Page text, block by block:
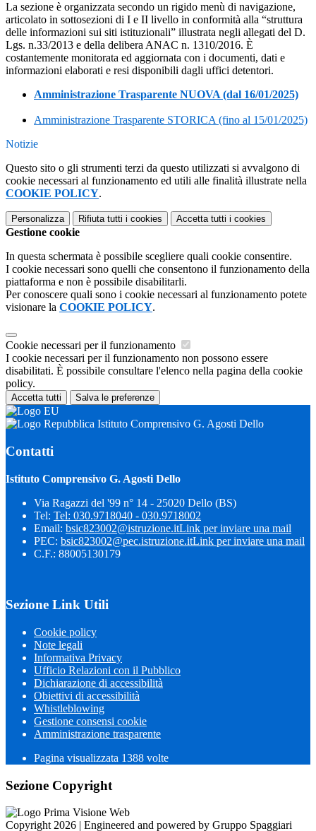
La sezione è organizzata secondo un rigido menù di navigazione,
articolato in sottosezioni di I e II livello in conformità alla “struttura
delle informazioni sui siti istituzionali” illustrata negli allegati del D.
Lgs. n.33/2013 e della delibera ANAC n. 1310/2016. È
costantemente monitorata ed aggiornata con i documenti, dati e
informazioni elaborati e resi disponibili dagli uffici detentori.
Amministrazione Trasparente NUOVA (dal 16/01/2025)
Amministrazione Trasparente STORICA (fino al 15/01/2025)
Notizie
Questo sito o gli strumenti terzi da questo utilizzati si avvalgono di
cookie necessari al funzionamento ed utili alle finalità illustrate nella
COOKIE POLICY.
Personalizza Rifiuta tutti i cookies Accetta tutti i cookies
Gestione cookie
In questa schermata è possibile scegliere quali cookie consentire.
I cookie necessari sono quelli che consentono il funzionamento della
piattaforma e non è possibile disabilitarli.
Per conoscere quali sono i cookie necessari al funzionamento potete
visionare la COOKIE POLICY.
Cookie necessari per il funzionamento
I cookie necessari per il funzionamento non possono essere
disabilitati. È possibile consultare l'elenco nella pagina della cookie
policy.
Accetta tutti Salva le preferenze
Istituto Comprensivo G. Agosti Dello
Contatti
Istituto Comprensivo G. Agosti Dello
Via Ragazzi del '99 n° 14 - 25020 Dello (BS)
Tel: Tel: 030.9718040 - 030.9718002
Email: bsic823002@istruzione.itLink per inviare una mail
PEC: bsic823002@pec.istruzione.itLink per inviare una mail
C.F.: 88005130179
Sezione Link Utili
Cookie policy
Note legali
Informativa Privacy
Ufficio Relazioni con il Pubblico
Dichiarazione di accessibilità
Obiettivi di accessibilità
Whistleblowing
Gestione consensi cookie
Amministrazione trasparente
Pagina visualizzata 1388 volte
Sezione Copyright
Copyright 2026 | Engineered and powered by Gruppo Spaggiari